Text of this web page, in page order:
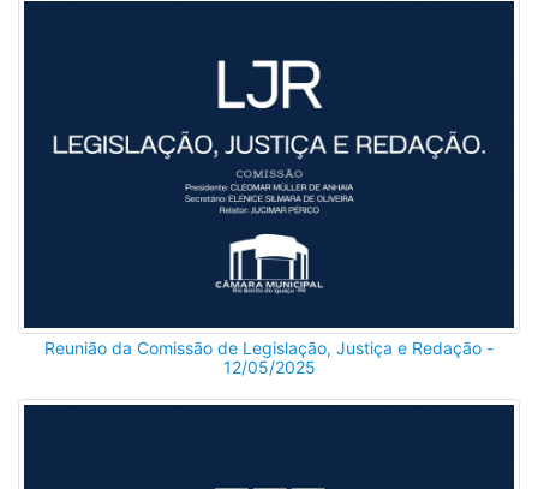
Reunião da Comissão de Legislação, Justiça e Redação -
12/05/2025